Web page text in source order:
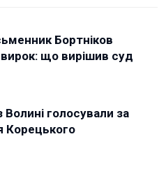
Бортніков
що вирішив суд
голосували за
Корецького